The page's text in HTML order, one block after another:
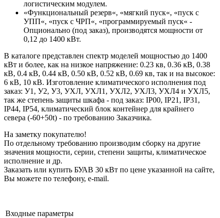
логистическим модулем.
«Функциональный резерв«, «мягкий пуск«, «пуск с
УПП«, «пуск с ЧРП«, «программируемый пуск« -
Опционально (под заказ), производятся мощности от
0,12 до 1400 кВт.
В каталоге представлен спектр моделей мощностью до 1400
кВт и более, как на низкое напряжение: 0.23 кв, 0.36 кВ, 0.38
кВ, 0.4 кВ, 0.44 кВ, 0.50 кВ, 0.52 кВ, 0.69 кв, так и на высокое:
6 кВ, 10 кВ. Изготовление климатического исполнения под
заказ: У1, У2, У3, УХЛ, УХЛ1, УХЛ2, УХЛ3, УХЛ4 и УХЛ5,
так же степень защиты шкафа - под заказ: IP00, IP21, IP31,
IP44, IP54, климатический блок контейнер для крайнего
севера (-60+50t) - по требованию Заказчика.
На заметку покупателю!
По отдельному требованию производим сборку на другие
значения мощности, серии, степени защиты, климатическое
исполнение и др.
Заказать или купить БУАВ 30 кВт по цене указанной на сайте,
Вы можете по телефону, e-mail.
Входные параметры